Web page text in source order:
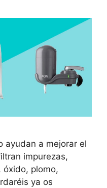
ayudan a mejorar el
impurezas,
óxido, plomo,
ya os